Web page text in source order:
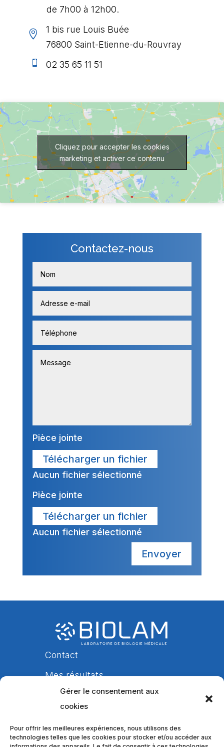
Gérer le consentement aux
cookies
Pour offrir les meilleures expériences, nous utilisons des
technologies telles que les cookies pour stocker et/ou accéder aux
de 7h00 à 12h00.

1 bis rue Louis Buée
76800 Saint-Etienne-du-Rouvray
 02 35 65 11 51
Cliquez pour accepter les cookies
marketing et activer ce contenu
Contactez-nous
Pièce jointe
Télécharger un fichier
Aucun fichier sélectionné
Pièce jointe
Télécharger un fichier
Aucun fichier sélectionné
Envoyer
Contact
Mes résultats
Nos laboratoires
Professionnels de la santé